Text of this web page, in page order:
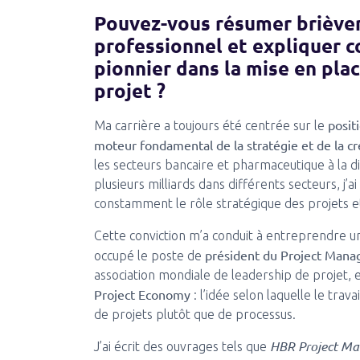
Pouvez-vous résumer
professionnel et expliquer
pionnier dans la mise en
projet ?
Ma carrière a toujours été centrée sur le
moteur fondamental de la stratégie et de la
les secteurs bancaire et pharmaceutique à la
plusieurs milliards dans différents secteurs,
constamment le rôle stratégique des projets
Cette conviction m’a conduit à entreprendre
occupé le poste de président du Project
association mondiale de leadership de projet,
Project Economy : l’idée selon laquelle le
de projets plutôt que de processus.
J’ai écrit des ouvrages tels que HBR Project